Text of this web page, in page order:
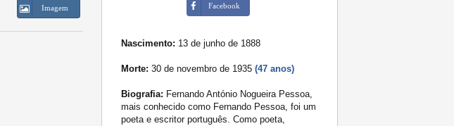
Imagem Facebook
Nascimento: 13 de junho de 1888
Morte: 30 de novembro de 1935 (47 anos)
Biografia: Fernando António Nogueira Pessoa,
mais conhecido como Fernando Pessoa, foi um
poeta e escritor português. Como poeta,